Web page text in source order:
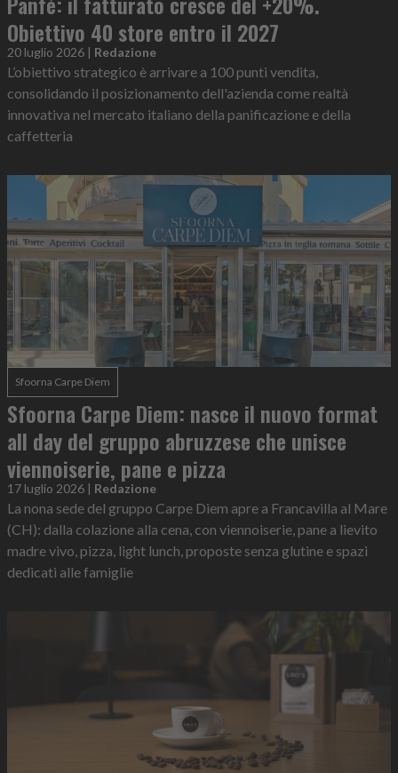
Obiettivo 40 store entro il 2027
20 luglio 2026 | Redazione
L’obiettivo strategico è arrivare a 100 punti vendita,
consolidando il posizionamento dell'azienda come realtà
innovativa nel mercato italiano della panificazione e della
caffetteria
Sfoorna Carpe Diem
Sfoorna Carpe Diem: nasce il nuovo format
all day del gruppo abruzzese che unisce
viennoiserie, pane e pizza
17 luglio 2026 | Redazione
La nona sede del gruppo Carpe Diem apre a Francavilla al Mare
(CH): dalla colazione alla cena, con viennoiserie, pane a lievito
madre vivo, pizza, light lunch, proposte senza glutine e spazi
dedicati alle famiglie